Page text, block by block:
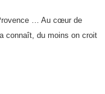
… Au cœur de
connaît, du moins on croit